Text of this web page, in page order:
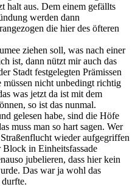
halt aus. Dem einem gefällts
werden dann
die hier des öfteren
ziehen soll, was nach einer
ist, dann nützt mir auch das
Stadt festgelegten Prämissen
nicht unbedingt richtig
was jetzt da ist mit dem
so ist das nunmal.
gelesen habe, sind die Höfe
muss man so hart sagen. Wer
wieder aufgegriffen
in Einheitsfassade
jubelieren, dass hier kein
Das war ja wohl das